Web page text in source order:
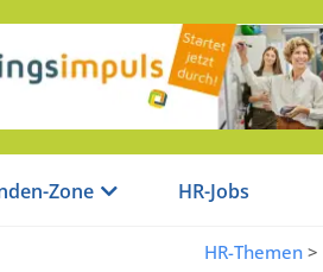
Zone HR-Jobs
HR-Themen >